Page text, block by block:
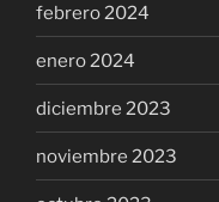
febrero 2024
enero 2024
diciembre 2023
noviembre 2023